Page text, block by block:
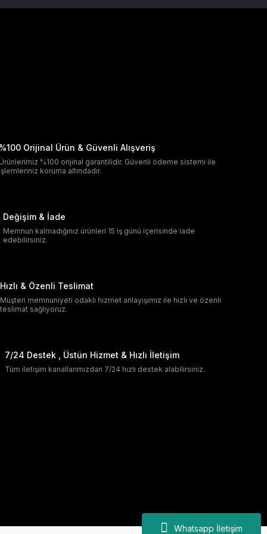
Whatsapp İletişim
%100 Orijinal Ürün & Güvenli Alışveriş
Ürünlerimiz %100 orijinal garantilidir. Güvenli ödeme sistemi ile
işlemleriniz koruma altındadır.
Değişim & İade
Memnun kalmadığınız ürünleri 15 iş günü içerisinde iade
edebilirsiniz.
Hızlı & Özenli Teslimat
Müşteri memnuniyeti odaklı hizmet anlayışımız ile hızlı ve özenli
teslimat sağlıyoruz.
7/24 Destek , Üstün Hizmet & Hızlı İletişim
Tüm iletişim kanallarımızdan 7/24 hızlı destek alabilirsiniz.